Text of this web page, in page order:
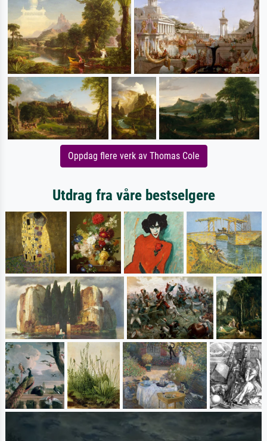
Oppdag flere verk av Thomas Cole
Utdrag fra våre bestselgere